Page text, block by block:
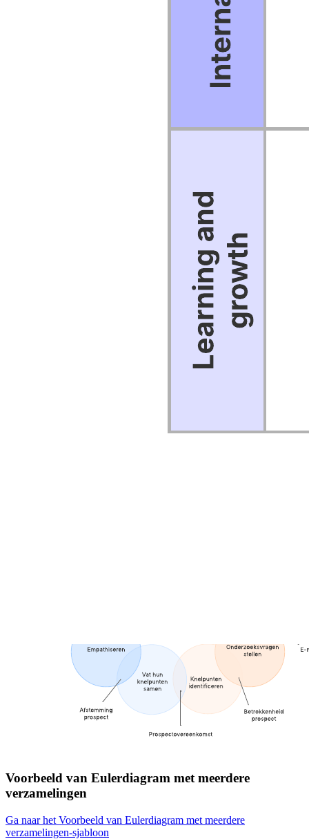
Voorbeeld van Eulerdiagram met meerdere
verzamelingen
Ga naar het Voorbeeld van Eulerdiagram met meerdere
verzamelingen-sjabloon